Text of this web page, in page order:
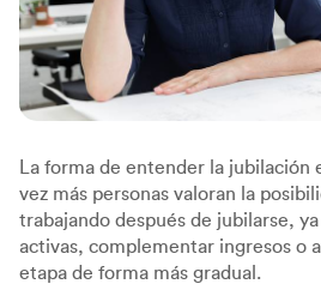
La forma de entender la jubilación
vez más personas valoran la
trabajando después de jubilarse,
activas, complementar ingresos o
etapa de forma más gradual.